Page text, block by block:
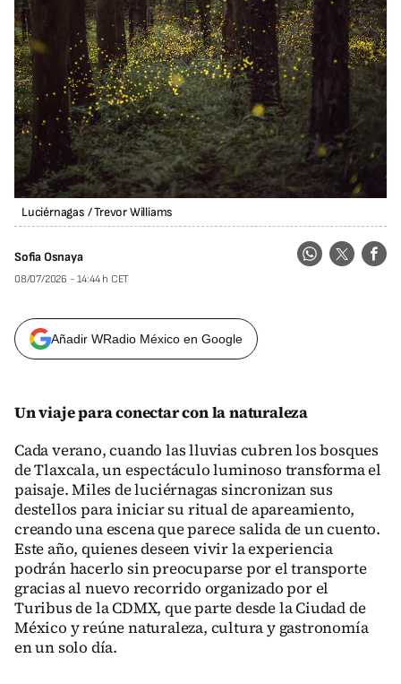
Luciérnagas /Trevor Williams
Sofia Osnaya
08/07/2026 - 14:44 h CET
Añadir WRadio México en Google
Un viaje para conectar con la naturaleza
Cada verano, cuando las lluvias cubren los bosques
de Tlaxcala, un espectáculo luminoso transforma el
paisaje. Miles de luciérnagas sincronizan sus
destellos para iniciar su ritual de apareamiento,
creando una escena que parece salida de un cuento.
Este año, quienes deseen vivir la experiencia
podrán hacerlo sin preocuparse por el transporte
gracias al nuevo recorrido organizado por el
Turibus de la CDMX, que parte desde la Ciudad de
México y reúne naturaleza, cultura y gastronomía
en un solo día.